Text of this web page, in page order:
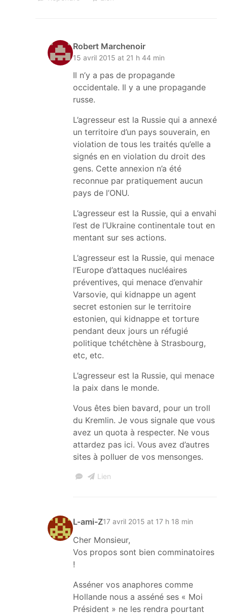
Robert Marchenoir
15 avril 2015 at 21 h 44 min
Il n’y a pas de propagande
occidentale. Il y a une propagande
russe.
L’agresseur est la Russie qui a annexé
un territoire d’un pays souverain, en
violation de tous les traités qu’elle a
signés en en violation du droit des
gens. Cette annexion n’a été
reconnue par pratiquement aucun
pays de l’ONU.
L’agresseur est la Russie, qui a envahi
l’est de l’Ukraine continentale tout en
mentant sur ses actions.
L’agresseur est la Russie, qui menace
l’Europe d’attaques nucléaires
préventives, qui menace d’envahir
Varsovie, qui kidnappe un agent
secret estonien sur le territoire
estonien, qui kidnappe et torture
pendant deux jours un réfugié
politique tchétchène à Strasbourg,
etc, etc.
L’agresseur est la Russie, qui menace
la paix dans le monde.
Vous êtes bien bavard, pour un troll
du Kremlin. Je vous signale que vous
avez un quota à respecter. Ne vous
attardez pas ici. Vous avez d’autres
sites à polluer de vos mensonges.
Lien
L-ami-Z17 avril 2015 at 17 h 18 min
Cher Monsieur,
Vos propos sont bien comminatoires
!
Asséner vos anaphores comme
Hollande nous a asséné ses « Moi
Président » ne les rendra pourtant